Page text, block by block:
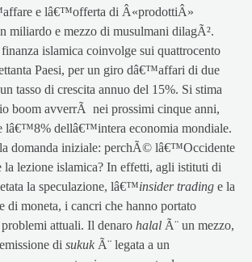
e lâ€™offerta di Â«prodottiÂ»
miliardo e mezzo di musulmani dilagÃ².
islamica coinvolge sui quattrocento
Paesi, per un giro dâ€™affari di due
tasso di crescita annuo del 15%. Si stima
boom avverrÃ nei prossimi cinque anni,
lâ€™8% dellâ€™intera economia mondiale.
domanda iniziale: perchÃ© lâ€™Occidente
la lezione islamica? In effetti, agli istituti di
la speculazione, lâ€™insider trading e la
di moneta, i cancri che hanno portato
attuali. Il denaro halal Ã¨ un mezzo,
di sukuk Ã¨ legata a un